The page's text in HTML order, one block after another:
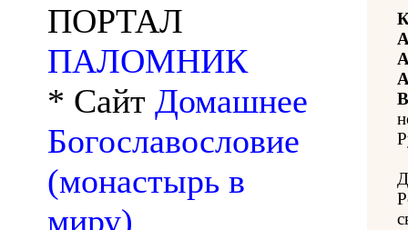
ПОРТАЛ
ПАЛОМНИК
* Сайт Домашнее
Богославословие
(монастырь в
миру)